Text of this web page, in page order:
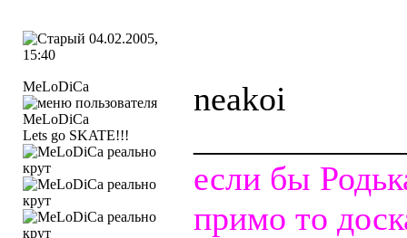
04.02.2005,
15:40
MeLoDiCa
Lets go SKATE!!!
neakoi
если бы
примо то